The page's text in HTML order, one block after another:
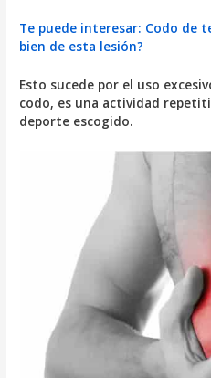
Te puede interesar: Codo de
bien de esta lesión?
Esto sucede por el uso
codo, es una actividad
deporte escogido.